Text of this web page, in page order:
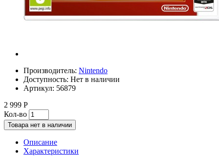
Производитель: Nintendo
Доступность: Нет в наличии
Артикул: 56879
2 999 Р
Кол-во
Товара нет в наличии
Описание
Характеристики